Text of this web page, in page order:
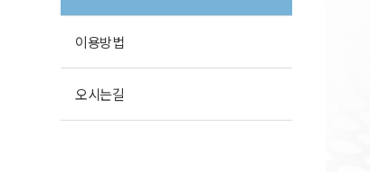
이용방법
오시는길